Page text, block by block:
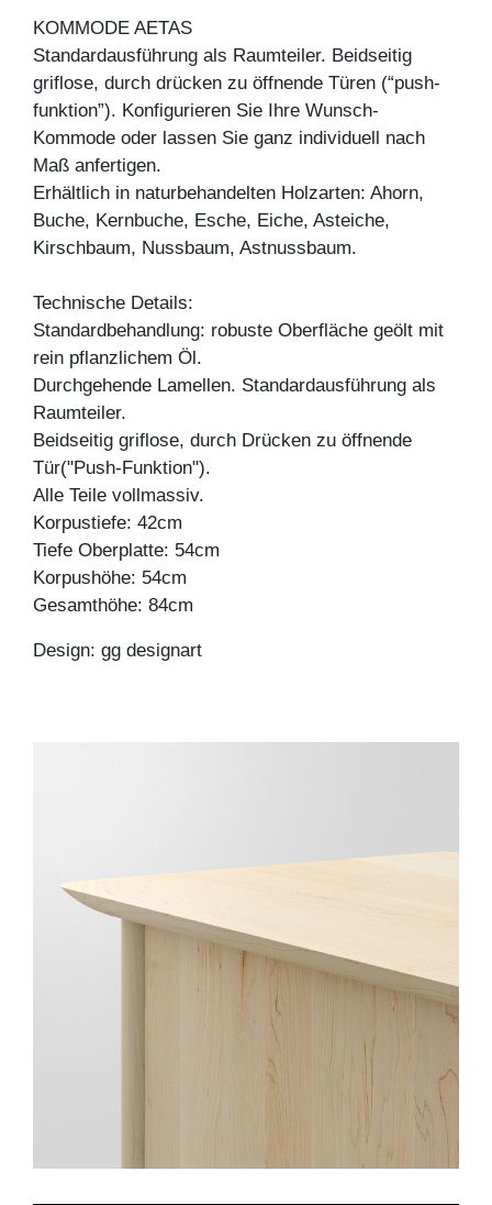
KOMMODE AETAS
Standardausführung als Raumteiler. Beidseitig
griflose, durch drücken zu öffnende Türen (“push-
funktion”). Konfigurieren Sie Ihre Wunsch-
Kommode oder lassen Sie ganz individuell nach
Maß anfertigen.
Erhältlich in naturbehandelten Holzarten: Ahorn,
Buche, Kernbuche, Esche, Eiche, Asteiche,
Kirschbaum, Nussbaum, Astnussbaum.
Technische Details:
Standardbehandlung: robuste Oberfläche geölt mit
rein pflanzlichem Öl.
Durchgehende Lamellen. Standardausführung als
Raumteiler.
Beidseitig griflose, durch Drücken zu öffnende
Tür("Push-Funktion").
Alle Teile vollmassiv.
Korpustiefe: 42cm
Tiefe Oberplatte: 54cm
Korpushöhe: 54cm
Gesamthöhe: 84cm
Design: gg designart